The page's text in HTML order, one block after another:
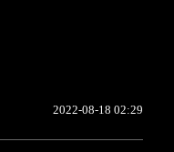
2022-08-18 02:29